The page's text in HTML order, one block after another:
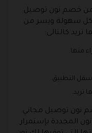
من خصم نون توصيل
سهولة ويسر من
كالتالى:
منها.
التطبيق.
تريد.
نون توصيل مجاني
المجددة بإستمرار